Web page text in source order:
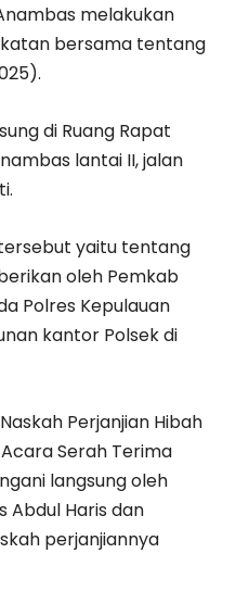
melakukan
bersama tentang
di Ruang Rapat
lantai II, jalan
yaitu tentang
oleh Pemkab
Polres Kepulauan
kantor Polsek di
Perjanjian Hibah
Serah Terima
langsung oleh
Abdul Haris dan
perjanjiannya